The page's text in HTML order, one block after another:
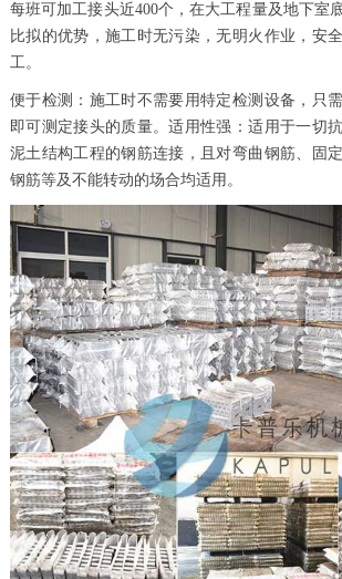
每班可加工接头近400个，在大工程量及地下室
比拟的优势，施工时无污染，无明火作业，安
工。
便于检测：施工时不需要用特定检测设备，只
即可测定接头的质量。适用性强：适用于一切
泥土结构工程的钢筋连接，且对弯曲钢筋、固
钢筋等及不能转动的场合均适用。